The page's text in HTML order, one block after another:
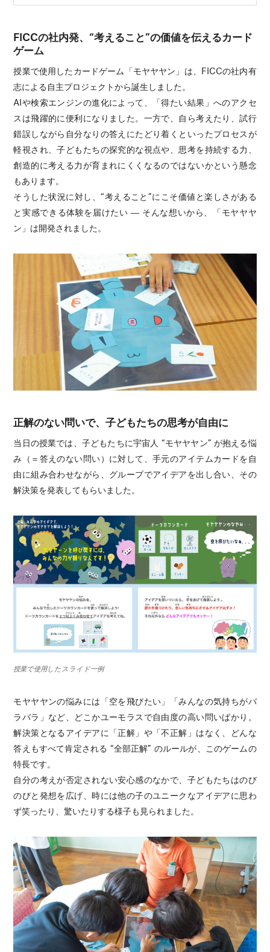
FICCの社内発、“考えること”の価値を伝えるカード
ゲーム
授業で使用したカードゲーム「モヤヤヤン」は、FICCの社内有
志による自主プロジェクトから誕生しました。
AIや検索エンジンの進化によって、「得たい結果」へのアクセ
スは飛躍的に便利になりました。一方で、自ら考えたり、試行
錯誤しながら自分なりの答えにたどり着くといったプロセスが
軽視され、子どもたちの探究的な視点や、思考を持続する力、
創造的に考える力が育まれにくくなるのではないかという懸念
もあります。
そうした状況に対し、“考えること”にこそ価値と楽しさがある
と実感できる体験を届けたい ― そんな想いから、「モヤヤヤ
ン」は開発されました。
正解のない問いで、子どもたちの思考が自由に
当日の授業では、子どもたちに宇宙人 “モヤヤヤン” が抱える悩
み（＝答えのない問い）に対して、手元のアイテムカードを自
由に組み合わせながら、グループでアイデアを出し合い、その
解決策を発表してもらいました。
授業で使用したスライド一例
モヤヤヤンの悩みには「空を飛びたい」「みんなの気持ちがバ
ラバラ」など、どこかユーモラスで自由度の高い問いばかり。
解決策となるアイデアに「正解」や「不正解」はなく、どんな
答えもすべて肯定される “全部正解” のルールが、このゲームの
特長です。
自分の考えが否定されない安心感のなかで、子どもたちはのび
のびと発想を広げ、時には他の子のユニークなアイデアに思わ
ず笑ったり、驚いたりする様子も見られました。